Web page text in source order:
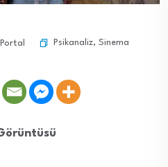
Psikanaliz, Sinema